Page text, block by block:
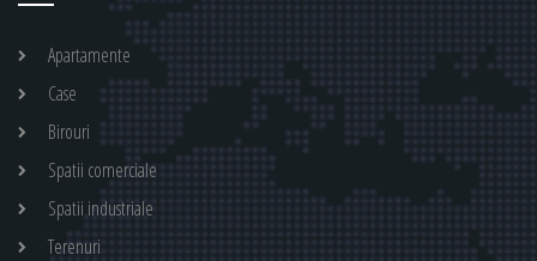
Apartamente
Case
Birouri
Spatii comerciale
Spatii industriale
Terenuri